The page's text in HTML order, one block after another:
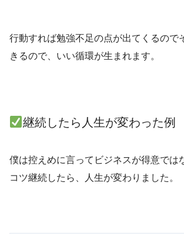
行動すれば勉強不足の点が出てくるので
きるので、いい循環が生まれます。
継続したら人生が変わった例
僕は控えめに言ってビジネスが得意では
コツ継続したら、人生が変わりました。